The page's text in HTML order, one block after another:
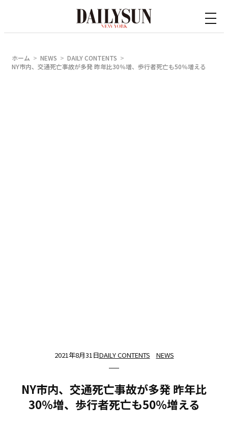
ホーム NEWS
DAILY CONTENTS
NY市内、交通死亡事故が多発 昨年比30％増、歩行者死亡も50％増える
2021年8月31日DAILY CONTENTS NEWS
NY市内、交通死亡事故が多発 昨年比
30％増、歩行者死亡も50％増える